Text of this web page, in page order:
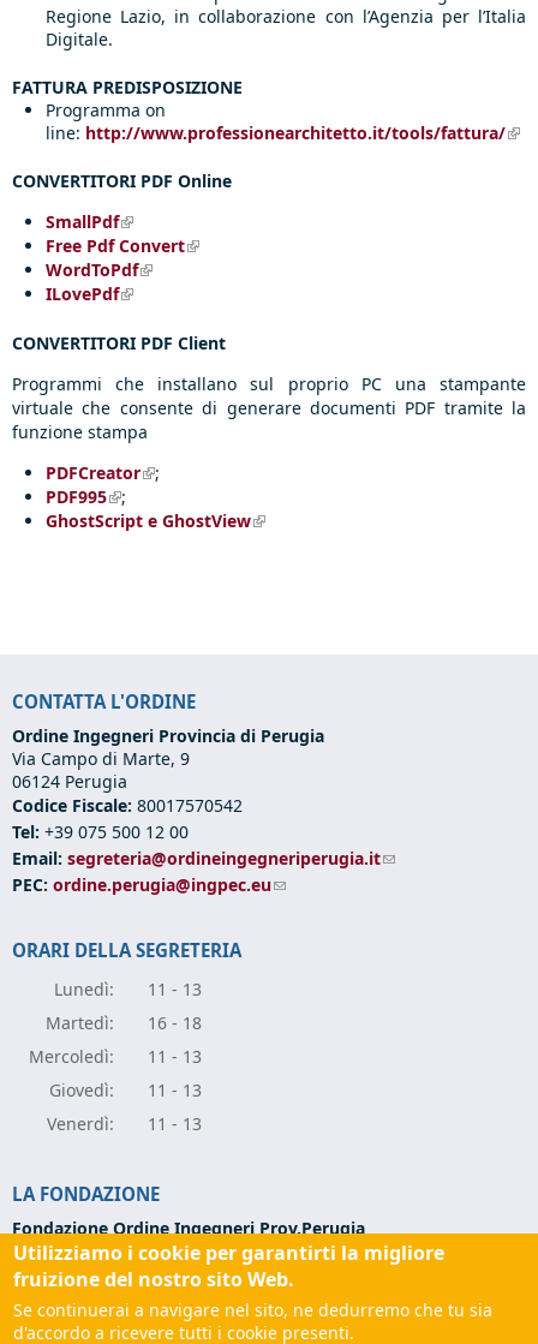
Regione Lazio, in collaborazione con l’Agenzia per l’Italia
Digitale.
FATTURA PREDISPOSIZIONE
Programma on
line: http://www.professionearchitetto.it/tools/fattura/
CONVERTITORI PDF Online
SmallPdf(link is external)
Free Pdf Convert(link is external)
WordToPdf(link is external)
ILovePdf(link is external)
CONVERTITORI PDF Client
Programmi che installano sul proprio PC una stampante
virtuale che consente di generare documenti PDF tramite la
funzione stampa
PDFCreator(link is external)
;
PDF995(link is external)
;
GhostScript e GhostView(link is external)
CONTATTA L'ORDINE
Ordine Ingegneri Provincia di Perugia
Via Campo di Marte, 9
06124 Perugia
Codice Fiscale: 80017570542
Tel: +39 075 500 12 00
Email: segreteria@ordineingegneriperugia.it(link sends e-mail)
PEC: ordine.perugia@ingpec.eu(link sends e-mail)
ORARI DELLA SEGRETERIA
Lunedì:
11 - 13
Martedì:
16 - 18
Mercoledì:
11 - 13
Giovedì:
11 - 13
Venerdì: 11 - 13
LA FONDAZIONE
Fondazione Ordine Ingegneri Prov.Perugia
Via Campo di Marte, 9 - 06124 Perugia
Codice Fiscale: 94139270543
Tel:+39 075 501 02 56
Utilizziamo i cookie per garantirti la migliore
fruizione del nostro sito Web.
Se continuerai a navigare nel sito, ne dedurremo che tu sia
d'accordo a ricevere tutti i cookie presenti.